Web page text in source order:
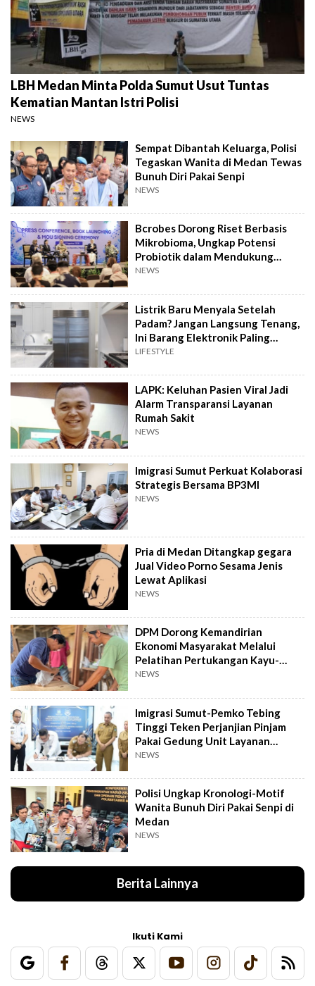
LBH Medan Minta Polda Sumut Usut Tuntas
Kematian Mantan Istri Polisi
NEWS
Sempat Dibantah Keluarga, Polisi
Tegaskan Wanita di Medan Tewas
Bunuh Diri Pakai Senpi
NEWS
Bcrobes Dorong Riset Berbasis
Mikrobioma, Ungkap Potensi
Probiotik dalam Mendukung
Terapi Jerawat
NEWS
Listrik Baru Menyala Setelah
Padam? Jangan Langsung Tenang,
Ini Barang Elektronik Paling
Rawan Rusak
LIFESTYLE
LAPK: Keluhan Pasien Viral Jadi
Alarm Transparansi Layanan
Rumah Sakit
NEWS
Imigrasi Sumut Perkuat Kolaborasi
Strategis Bersama BP3MI
NEWS
Pria di Medan Ditangkap gegara
Jual Video Porno Sesama Jenis
Lewat Aplikasi
NEWS
DPM Dorong Kemandirian
Ekonomi Masyarakat Melalui
Pelatihan Pertukangan Kayu-
Pelatihan UMKM
NEWS
Imigrasi Sumut-Pemko Tebing
Tinggi Teken Perjanjian Pinjam
Pakai Gedung Unit Layanan
Paspor
NEWS
Polisi Ungkap Kronologi-Motif
Wanita Bunuh Diri Pakai Senpi di
Medan
NEWS
Berita Lainnya
Ikuti Kami